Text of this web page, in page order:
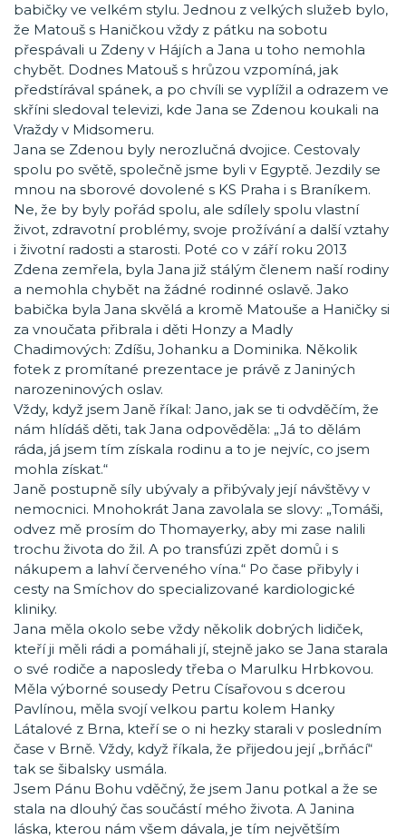
babičky ve velkém stylu. Jednou z velkých služeb bylo,
že Matouš s Haničkou vždy z pátku na sobotu
přespávali u Zdeny v Hájích a Jana u toho nemohla
chybět. Dodnes Matouš s hrůzou vzpomíná, jak
předstírával spánek, a po chvíli se vyplížil a odrazem ve
skříni sledoval televizi, kde Jana se Zdenou koukali na
Vraždy v Midsomeru.
Jana se Zdenou byly nerozlučná dvojice. Cestovaly
spolu po světě, společně jsme byli v Egyptě. Jezdily se
mnou na sborové dovolené s KS Praha i s Braníkem.
Ne, že by byly pořád spolu, ale sdílely spolu vlastní
život, zdravotní problémy, svoje prožívání a další vztahy
i životní radosti a starosti. Poté co v září roku 2013
Zdena zemřela, byla Jana již stálým členem naší rodiny
a nemohla chybět na žádné rodinné oslavě. Jako
babička byla Jana skvělá a kromě Matouše a Haničky si
za vnoučata přibrala i děti Honzy a Madly
Chadimových: Zdíšu, Johanku a Dominika. Několik
fotek z promítané prezentace je právě z Janiných
narozeninových oslav.
Vždy, když jsem Janě říkal: Jano, jak se ti odvděčím, že
nám hlídáš děti, tak Jana odpověděla: „Já to dělám
ráda, já jsem tím získala rodinu a to je nejvíc, co jsem
mohla získat.“
Janě postupně síly ubývaly a přibývaly její návštěvy v
nemocnici. Mnohokrát Jana zavolala se slovy: „Tomáši,
odvez mě prosím do Thomayerky, aby mi zase nalili
trochu života do žil. A po transfúzi zpět domů i s
nákupem a lahví červeného vína.“ Po čase přibyly i
cesty na Smíchov do specializované kardiologické
kliniky.
Jana měla okolo sebe vždy několik dobrých lidiček,
kteří ji měli rádi a pomáhali jí, stejně jako se Jana starala
o své rodiče a naposledy třeba o Marulku Hrbkovou.
Měla výborné sousedy Petru Císařovou s dcerou
Pavlínou, měla svojí velkou partu kolem Hanky
Látalové z Brna, kteří se o ni hezky starali v posledním
čase v Brně. Vždy, když říkala, že přijedou její „brňácí“
tak se šibalsky usmála.
Jsem Pánu Bohu vděčný, že jsem Janu potkal a že se
stala na dlouhý čas součástí mého života. A Janina
láska, kterou nám všem dávala, je tím největším